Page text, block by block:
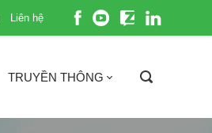
Liên hệ
TRUYỀN THÔNG